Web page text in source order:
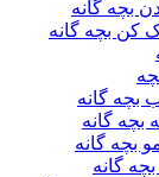
بچه گانه
کن بچه گانه
بچه گانه
بچه گانه
بچه گانه
گانه